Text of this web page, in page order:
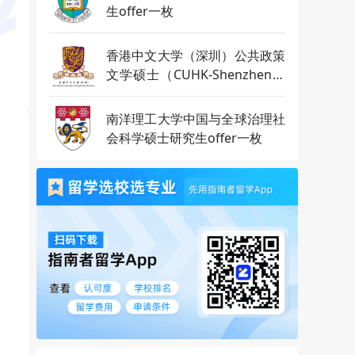
生offer一枚
香港中文大学（深圳）公共政策
文学硕士（CUHK-Shenzhen）
研究生offer一枚
南洋理工大学中国与全球治理社
会科学硕士研究生offer一枚